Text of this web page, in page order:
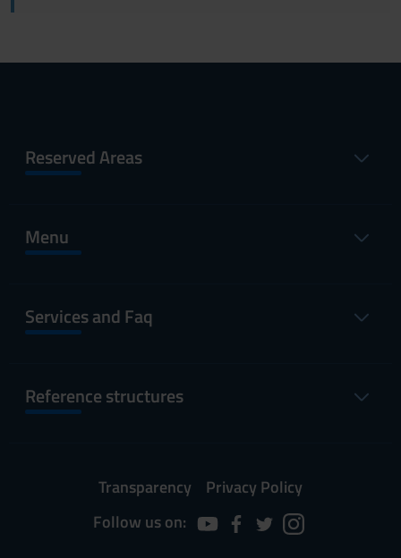
Reserved Areas
Menu
Services and Faq
Reference structures
Transparency
Privacy Policy
Follow us on: